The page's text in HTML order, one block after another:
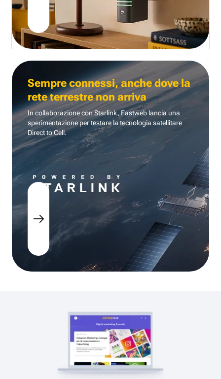
Sempre connessi, anche dove la
rete terrestre non arriva
In collaborazione con Starlink, Fastweb lancia una
sperimentazione per testare la tecnologia satellitare
Direct to Cell.